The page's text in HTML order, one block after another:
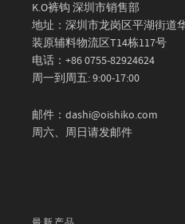
K.O裤钩 深圳市销售部
地址：深圳市龙岗区平湖街道
装原辅料物流区T14栋117号
电话：+86 0755-82924624
周一到周五: 9:00-17:00
邮件：dashi@oishiko.com
周六、周日请发邮件